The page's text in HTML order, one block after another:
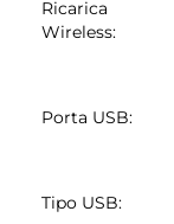
Ricarica
Wireless:
Porta USB:
Tipo USB: